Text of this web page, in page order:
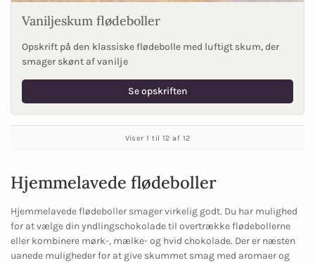
Vaniljeskum flødeboller
Opskrift på den klassiske flødebolle med luftigt skum, der
smager skønt af vanilje
Se opskriften
Viser 1 til 12 af 12
Hjemmelavede flødeboller
Hjemmelavede flødeboller smager virkelig godt. Du har mulighed
for at vælge din yndlingschokolade til overtrække flødebollerne
eller kombinere mørk-, mælke- og hvid chokolade. Der er næsten
uanede muligheder for at give skummet smag med aromaer og